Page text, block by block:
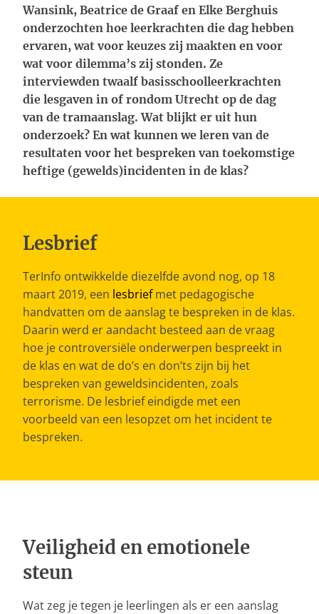
Wansink, Beatrice de Graaf en Elke Berghuis
onderzochten hoe leerkrachten die dag hebben
ervaren, wat voor keuzes zij maakten en voor
wat voor dilemma’s zij stonden. Ze
interviewden twaalf basisschoolleerkrachten
die lesgaven in of rondom Utrecht op de dag
van de tramaanslag. Wat blijkt er uit hun
onderzoek? En wat kunnen we leren van de
resultaten voor het bespreken van toekomstige
heftige (gewelds)incidenten in de klas?
Lesbrief
TerInfo ontwikkelde diezelfde avond nog, op 18
maart 2019, een lesbriefmet pedagogische
handvatten om de aanslag te bespreken in de klas.
Daarin werd er aandacht besteed aan de vraag
hoe je controversiële onderwerpen bespreekt in
de klas en wat de do’s en don’ts zijn bij het
bespreken van geweldsincidenten, zoals
terrorisme. De lesbrief eindigde met een
voorbeeld van een lesopzet om het incident te
bespreken.
Veiligheid en emotionele
steun
Wat zeg je tegen je leerlingen als er een aanslag